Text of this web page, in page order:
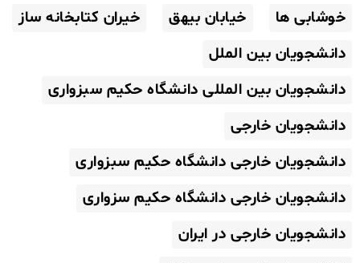
خوشابی ها
خیابان بیهق
خیران کتابخانه ساز
دانشجویان بین الملل
دانشجویان بین المللی دانشگاه حکیم سبزواری
دانشجویان خارجی
دانشجویان خارجی دانشگاه حکیم سبزواری
دانشجویان خارجی دانشگاه حکیم سزواری
دانشجویان خارجی در ایران